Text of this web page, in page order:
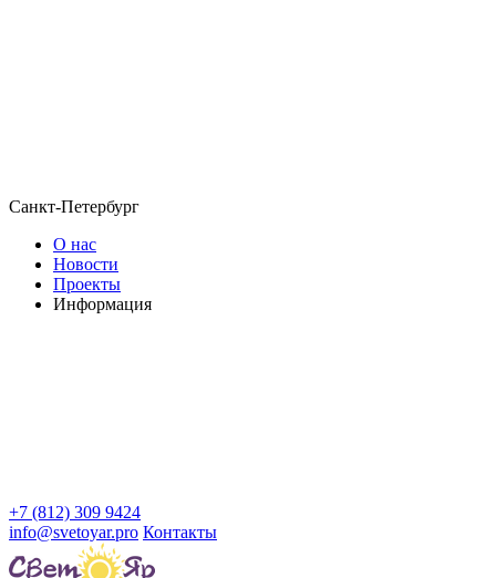
Санкт-Петербург
О нас
Новости
Проекты
Информация
+7 (812) 309 9424
info@svetoyar.pro Контакты